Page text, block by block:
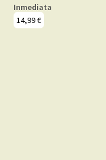
Inmediata
14,99€